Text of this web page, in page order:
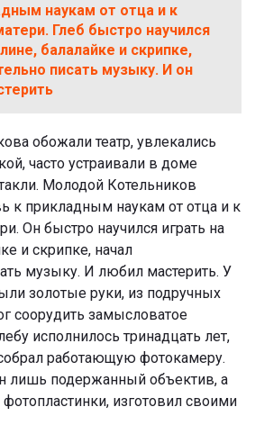
наукам от отца и к
Глеб быстро научился
балалайке и скрипке,
писать музыку. И он
обожали театр, увлекались
часто устраивали в доме
Молодой Котельников
к прикладным наукам от отца и к
Он быстро научился играть на
и скрипке, начал
музыку. И любил мастерить. У
золотые руки, из подручных
соорудить замысловатое
исполнилось тринадцать лет,
работающую фотокамеру.
лишь подержанный объектив, а
изготовил своими